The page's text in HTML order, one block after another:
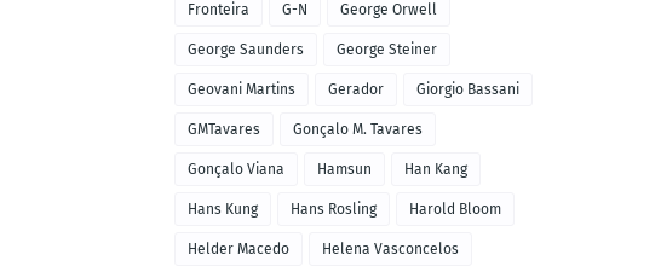
Fronteira G-N George Orwell
George Saunders George Steiner
Geovani Martins Gerador Giorgio Bassani
GMTavares Gonçalo M. Tavares
Gonçalo Viana Hamsun Han Kang
Hans Kung Hans Rosling Harold Bloom
Helder Macedo Helena Vasconcelos